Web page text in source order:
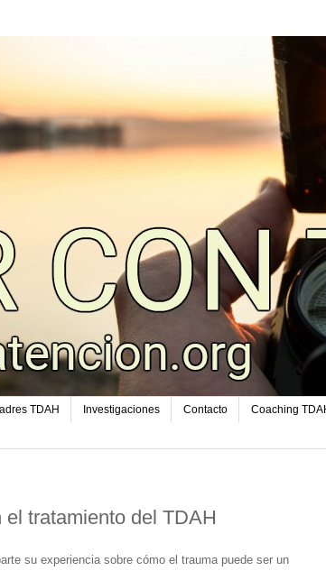
TDAH Investigaciones Contacto Coaching
tratamiento del TDAH
su experiencia sobre cómo el trauma puede ser un